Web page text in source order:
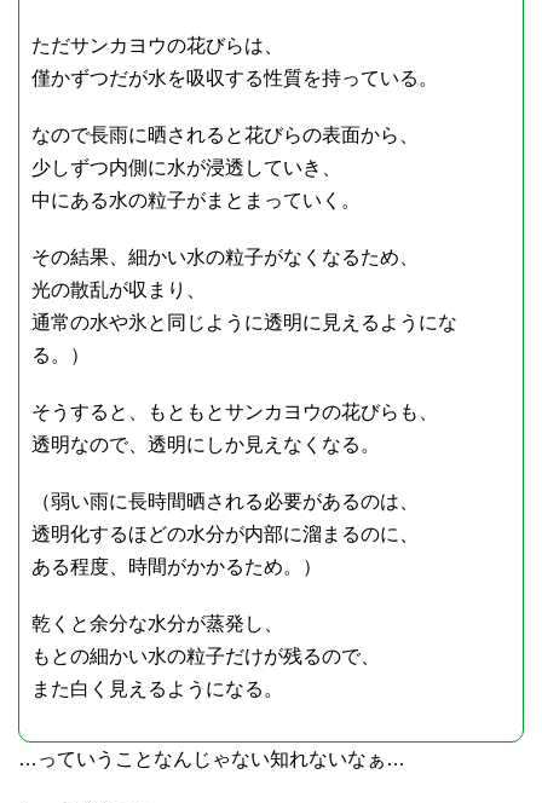
ただサンカヨウの花びらは、
僅かずつだが水を吸収する性質を持っている。
なので長雨に晒されると花びらの表面から、
少しずつ内側に水が浸透していき、
中にある水の粒子がまとまっていく。
その結果、細かい水の粒子がなくなるため、
光の散乱が収まり、
通常の水や氷と同じように透明に見えるようにな
る。）
そうすると、もともとサンカヨウの花びらも、
透明なので、透明にしか見えなくなる。
（弱い雨に長時間晒される必要があるのは、
透明化するほどの水分が内部に溜まるのに、
ある程度、時間がかかるため。）
乾くと余分な水分が蒸発し、
もとの細かい水の粒子だけが残るので、
また白く見えるようになる。
…っていうことなんじゃない知れないなぁ…